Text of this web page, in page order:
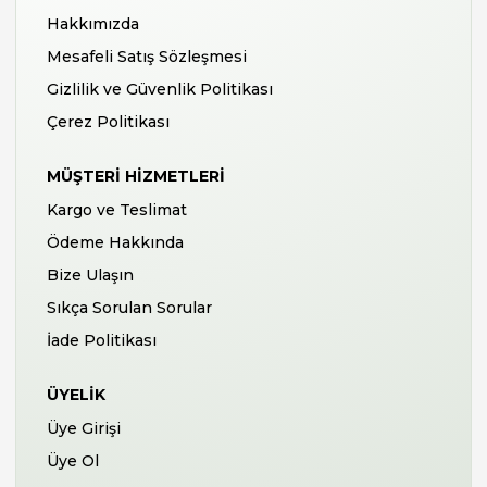
Hakkımızda
Mesafeli Satış Sözleşmesi
Gizlilik ve Güvenlik Politikası
Çerez Politikası
MÜŞTERI HIZMETLERI
Kargo ve Teslimat
Ödeme Hakkında
Bize Ulaşın
Sıkça Sorulan Sorular
İade Politikası
ÜYELIK
Üye Girişi
Üye Ol